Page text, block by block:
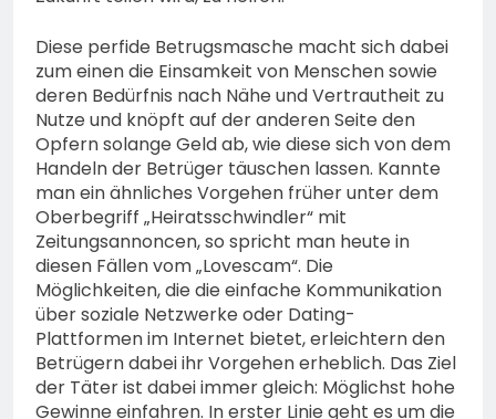
Diese perfide Betrugsmasche macht sich dabei
zum einen die Einsamkeit von Menschen sowie
deren Bedürfnis nach Nähe und Vertrautheit zu
Nutze und knöpft auf der anderen Seite den
Opfern solange Geld ab, wie diese sich von dem
Handeln der Betrüger täuschen lassen. Kannte
man ein ähnliches Vorgehen früher unter dem
Oberbegriff „Heiratsschwindler“ mit
Zeitungsannoncen, so spricht man heute in
diesen Fällen vom „Lovescam“. Die
Möglichkeiten, die die einfache Kommunikation
über soziale Netzwerke oder Dating-
Plattformen im Internet bietet, erleichtern den
Betrügern dabei ihr Vorgehen erheblich. Das Ziel
der Täter ist dabei immer gleich: Möglichst hohe
Gewinne einfahren. In erster Linie geht es um die